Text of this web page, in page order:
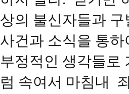
상의 불신자들과
사건과 소식을 통
부정적인 생각들로
럼 속여서 마침내